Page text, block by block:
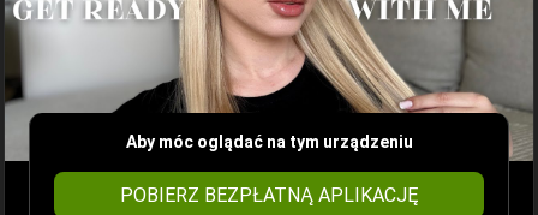
Aby móc oglądać na tym urządzeniu
POBIERZ BEZPŁATNĄ APLIKACJĘ